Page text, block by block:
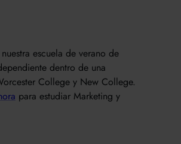
escuela de verano de
dentro de una
College y New College.
para estudiar Marketing y